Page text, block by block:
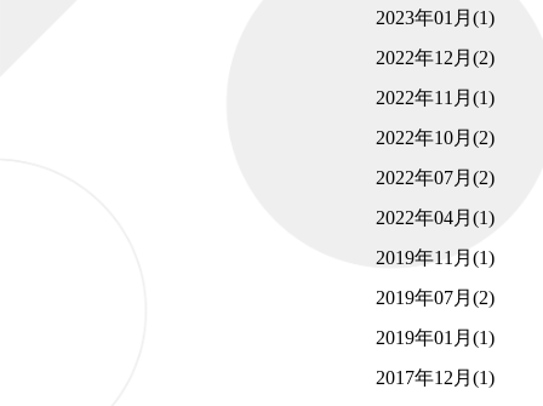
2023年01月(1)
2022年12月(2)
2022年11月(1)
2022年10月(2)
2022年07月(2)
2022年04月(1)
2019年11月(1)
2019年07月(2)
2019年01月(1)
2017年12月(1)